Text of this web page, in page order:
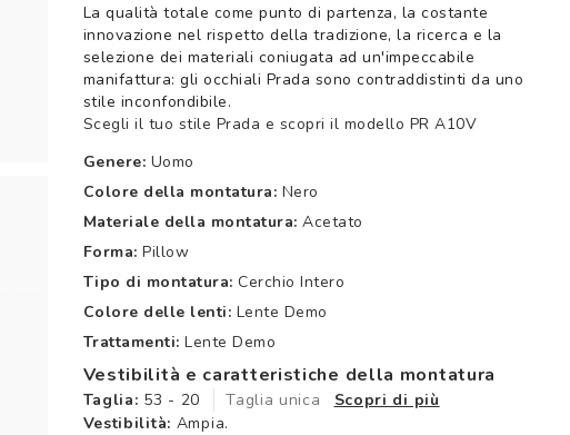
La qualità totale come punto di partenza, la costante
innovazione nel rispetto della tradizione, la ricerca e la
selezione dei materiali coniugata ad un'impeccabile
manifattura: gli occhiali Prada sono contraddistinti da uno
stile inconfondibile.
Scegli il tuo stile Prada e scopri il modello PR A10V
Genere: Uomo
Colore della montatura: Nero
Materiale della montatura: Acetato
Forma: Pillow
Tipo di montatura: Cerchio Intero
Colore delle lenti: Lente Demo
Trattamenti: Lente Demo
Vestibilità e caratteristiche della montatura
Taglia: 53 - 20 Taglia unica
Scopri di più
Vestibilità: Ampia.